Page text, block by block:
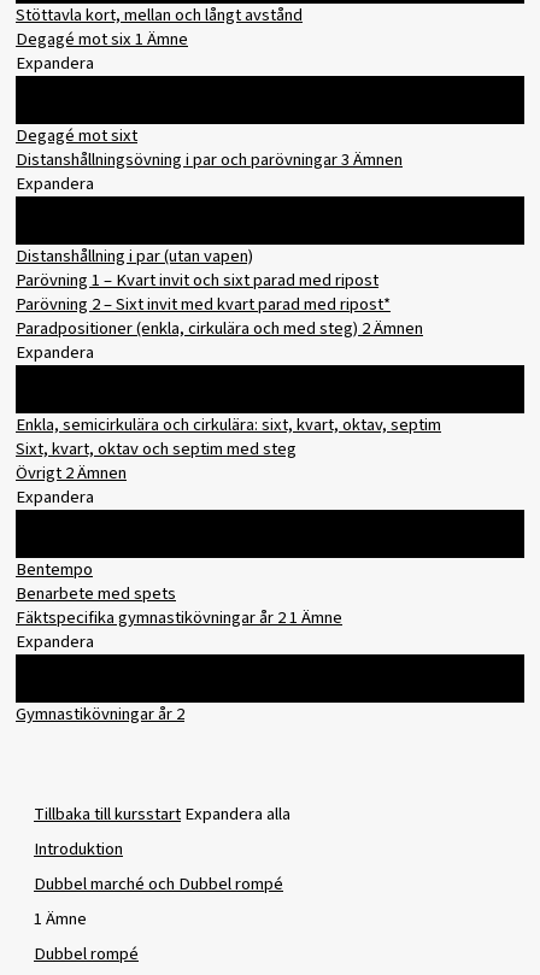
Stöttavla kort, mellan och långt avstånd
Degagé mot six1 Ämne
Expandera
Degagé mot sixt
Distanshållningsövning i par och parövningar3 Ämnen
Expandera
Distanshållning i par (utan vapen)
Parövning 1 – Kvart invit och sixt parad med ripost
Parövning 2 – Sixt invit med kvart parad med ripost*
Paradpositioner (enkla, cirkulära och med steg) 2 Ämnen
Expandera
Enkla, semicirkulära och cirkulära: sixt, kvart, oktav, septim
Sixt, kvart, oktav och septim med steg
Övrigt2 Ämnen
Expandera
Bentempo
Benarbete med spets
Fäktspecifika gymnastikövningar år 21 Ämne
Expandera
Gymnastikövningar år 2
Tillbaka till kursstartExpandera alla
Introduktion
Dubbel marché och Dubbel rompé
1 Ämne
Dubbel rompé